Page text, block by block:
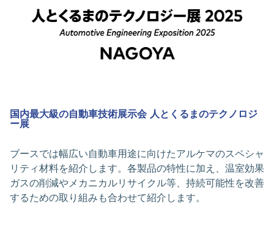
国内最大級の自動車技術展示会 人とくるまのテクノロジ
ー展
ブースでは幅広い自動車用途に向けたアルケマのスペシャ
リティ材料を紹介します。各製品の特性に加え、温室効果
ガスの削減やメカニカルリサイクル等、持続可能性を改善
するための取り組みも合わせて紹介します。